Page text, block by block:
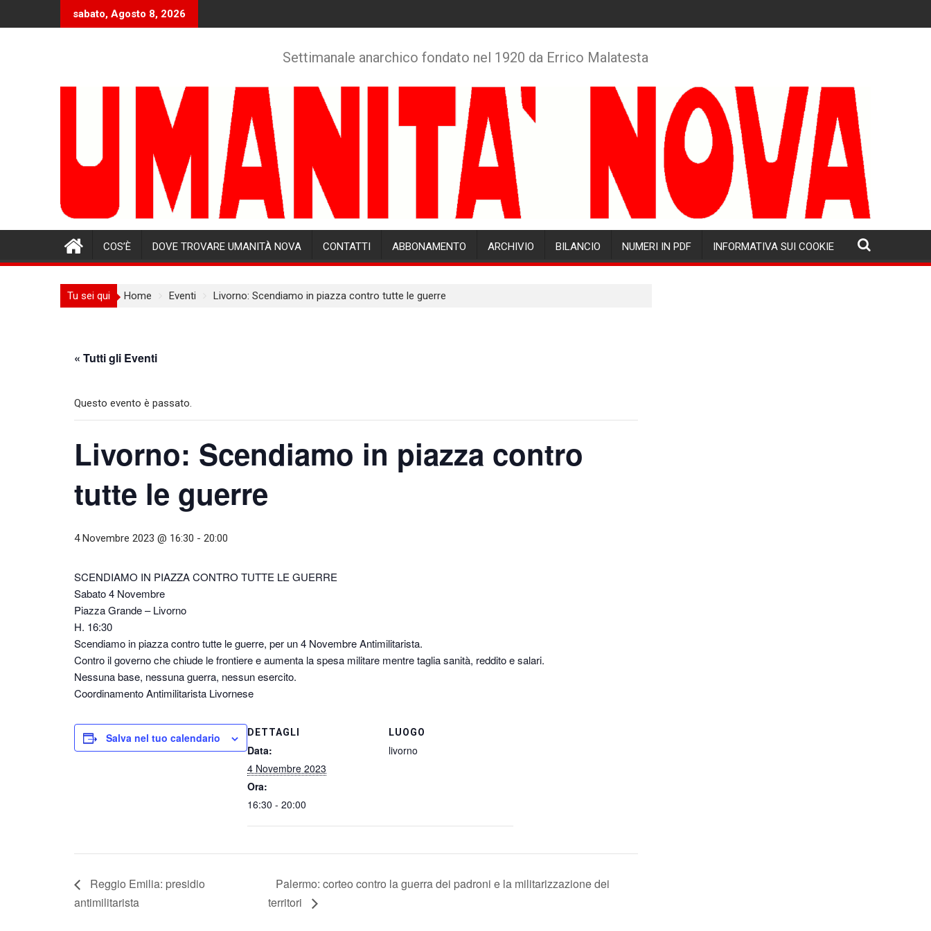
sabato, Agosto 8, 2026
Settimanale anarchico fondato nel 1920 da Errico Malatesta
COS’È DOVE TROVARE UMANITÀ NOVA CONTATTI ABBONAMENTO ARCHIVIO BILANCIO NUMERI IN PDF INFORMATIVA SUI COOKIE
Tu sei qui Home Eventi Livorno: Scendiamo in piazza contro tutte le guerre
« Tutti gli Eventi
Questo evento è passato.
Livorno: Scendiamo in piazza contro
tutte le guerre
4 Novembre 2023 @ 16:30 - 20:00
SCENDIAMO IN PIAZZA CONTRO TUTTE LE GUERRE
Sabato 4 Novembre
Piazza Grande – Livorno
H. 16:30
Scendiamo in piazza contro tutte le guerre, per un 4 Novembre Antimilitarista.
Contro il governo che chiude le frontiere e aumenta la spesa militare mentre taglia sanità, reddito e salari.
Nessuna base, nessuna guerra, nessun esercito.
Coordinamento Antimilitarista Livornese
Salva nel tuo calendario DETTAGLI
Data:
4 Novembre 2023
Ora:
16:30 - 20:00
LUOGO
livorno
Reggio Emilia: presidio
antimilitarista
Palermo: corteo contro la guerra dei padroni e la militarizzazione dei
territori